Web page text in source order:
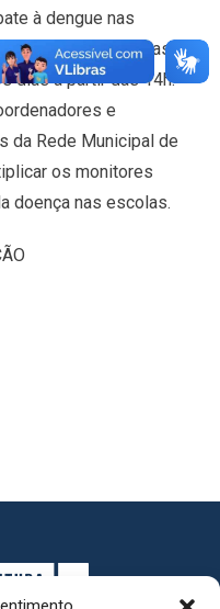
à dengue nas
serão ministradas
dias a partir das 14h.
e
da Rede Municipal de
os monitores
doença nas escolas.